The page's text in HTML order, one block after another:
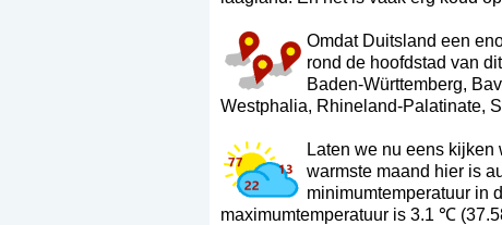
Omdat Duitsland een
rond de hoofdstad van
Baden-Württemberg,
Westphalia, Rhineland-Palatinate,
Laten we nu eens
warmste maand hier is
minimumtemperatuur in
maximumtemperatuur is 3.1 ℃